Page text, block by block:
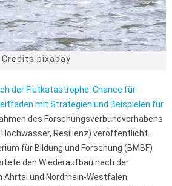
Credits pixabay
der Flutkatastrophe: Chance für
mit Strategien und Beispielen für
des Forschungsverbundvorhabens
Hochwasser, Resilienz) veröffentlicht.
für Bildung und Forschung (BMBF)
den Wiederaufbau nach der
Ahrtal und Nordrhein-Westfalen